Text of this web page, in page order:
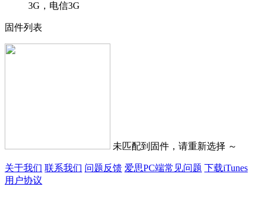
3G，电信3G
固件列表
未匹配到固件，请重新选择 ～
关于我们 联系我们 问题反馈 爱思PC端常见问题 下载iTunes
用户协议